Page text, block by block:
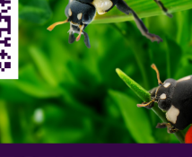
daarom direct offline is
naar de
bij het beschermde
omdat ook een
duidelijk
aan. Het bedrijf
te zien is. Op de